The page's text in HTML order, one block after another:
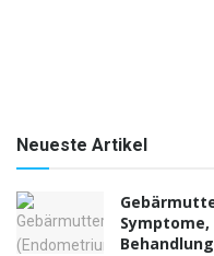
Neueste Artikel
Behandlung